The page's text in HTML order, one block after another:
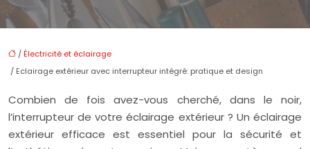
/ Électricité et éclairage
/ Eclairage extérieur avec interrupteur intégré: pratique et design
Combien de fois avez-vous cherché, dans le noir,
l’interrupteur de votre éclairage extérieur ? Un éclairage
extérieur efficace est essentiel pour la sécurité et